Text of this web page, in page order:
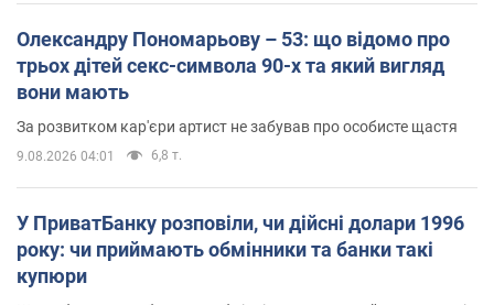
Олександру Пономарьову – 53: що відомо про
трьох дітей секс-символа 90-х та який вигляд
вони мають
За розвитком кар'єри артист не забував про особисте щастя
9.08.2026 04:01 6,8 т.
У ПриватБанку розповіли, чи дійсні долари 1996
року: чи приймають обмінники та банки такі
купюри